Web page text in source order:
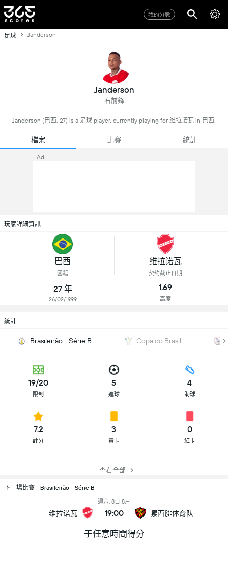
我的分數
足球 Janderson
Janderson
右前鋒
Janderson (巴西, 27) is a 足球 player, currently playing for 维拉诺瓦 in 巴西.
檔案 比賽 統計
Ad
玩家詳細資訊
巴西
國籍
维拉诺瓦
契约截止日期
27 年
26/02/1999
1.69
高度
統計
Brasileirão - Série B Copa do Brasil
19/20
限制
5
進球
4
助球
7.2
評分
3
黃卡
0
紅卡
查看全部
下一場比賽 - Brasileirão - Série B
维拉诺瓦
週六, 8日 8月
19:00 累西腓体育队
于任意時間得分